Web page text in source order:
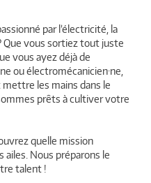
par l’électricité, la
Que vous sortiez tout juste
vous ayez déjà de
ou électromécanicien·ne,
les mains dans le
prêts à cultiver votre
quelle mission
Nous préparons le
talent !